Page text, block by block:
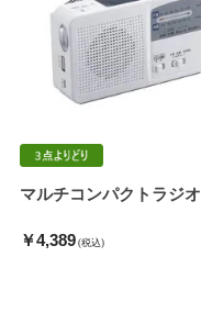
マルチコンパクトラジオ
￥4,389 (税込)